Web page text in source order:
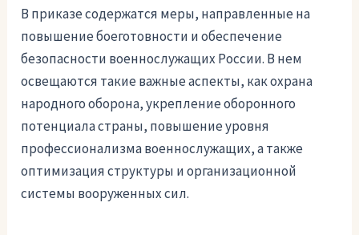
В приказе содержатся меры, направленные на
повышение боеготовности и обеспечение
безопасности военнослужащих России. В нем
освещаются такие важные аспекты, как охрана
народного оборона, укрепление оборонного
потенциала страны, повышение уровня
профессионализма военнослужащих, а также
оптимизация структуры и организационной
системы вооруженных сил.